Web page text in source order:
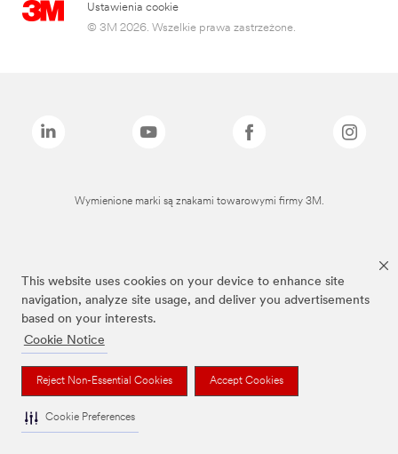
This website uses cookies on your device to enhance site
navigation, analyze site usage, and deliver you advertisements
based on your interests.
Cookie Notice
Reject Non-Essential Cookies Accept Cookies
Cookie Preferences
Ustawienia cookie
© 3M 2026. Wszelkie prawa zastrzeżone.
Wymienione marki są znakami towarowymi firmy 3M.